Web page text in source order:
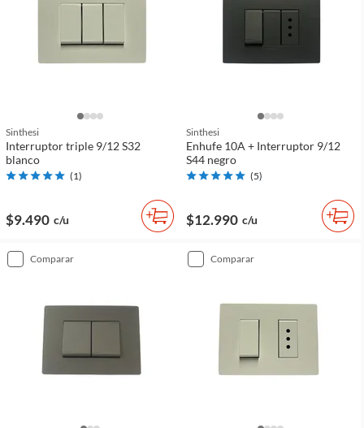
Sinthesi
Interruptor triple 9/12 S32
blanco
(1)
$9.490 c/u
Sinthesi
Enhufe 10A + Interruptor 9/12
S44 negro
(5)
$12.990 c/u
comparar comparar